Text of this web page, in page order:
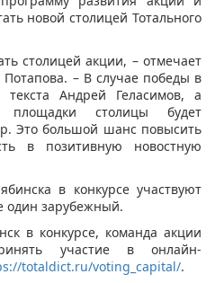
новой столицей Тотального
столицей акции, – отмечает
Потапова. – В случае победы в
текста Андрей Геласимов, а
столицы будет
Это большой шанс повысить
в позитивную новостную
в конкурсе участвуют
один зарубежный.
в конкурсе, команда акции
участие в онлайн-
totaldict.ru/voting_capital/.